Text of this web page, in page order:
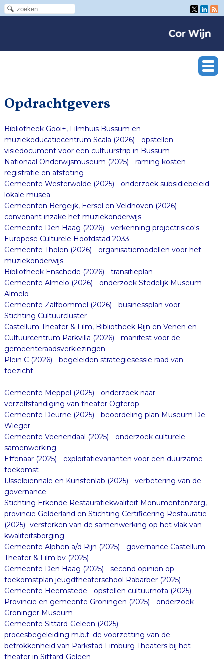
Opdrachtgevers
Bibliotheek Gooi+, Filmhuis Bussum en
muziekeducatiecentrum Scala (2026) - opstellen
visiedocument voor een cultuurstrip in Bussum
Nationaal Onderwijsmuseum (2025) - raming kosten
registratie en afstoting
Gemeente Westerwolde (2025) - onderzoek subsidiebeleid
lokale musea
Gemeenten Bergeijk, Eersel en Veldhoven (2026) -
convenant inzake het muziekonderwijs
Gemeente Den Haag (2026) - verkenning projectrisico's
Europese Culturele Hoofdstad 2033
Gemeente Tholen (2026) - organisatiemodellen voor het
muziekonderwijs
Bibliotheek Enschede (2026) - transitieplan
Gemeente Almelo (2026) - onderzoek Stedelijk Museum
Almelo
Gemeente Zaltbommel (2026) - businessplan voor
Stichting Cultuurcluster
Castellum Theater & Film, Bibliotheek Rijn en Venen en
Cultuurcentrum Parkvilla (2026) - manifest voor de
gemeenteraadsverkiezingen
Plein C (2026) - begeleiden strategiesessie raad van
toezicht
Gemeente Meppel (2025) - onderzoek naar
verzelfstandiging van theater Ogterop
Gemeente Deurne (2025) - beoordeling plan Museum De
Wieger
Gemeente Veenendaal (2025) - onderzoek culturele
samenwerking
Effenaar (2025) - exploitatievarianten voor een duurzame
toekomst
IJsselbiënnale en Kunstenlab (2025) - verbetering van de
governance
Stichting Erkende Restauratiekwaliteit Monumentenzorg,
provincie Gelderland en Stichting Certificering Restauratie
(2025)- versterken van de samenwerking op het vlak van
kwaliteitsborging
Gemeente Alphen a/d Rijn (2025) - governance Castellum
Theater & Film bv (2025)
Gemeente Den Haag (2025) - second opinion op
toekomstplan jeugdtheaterschool Rabarber (2025)
Gemeente Heemstede - opstellen cultuurnota (2025)
Provincie en gemeente Groningen (2025) - onderzoek
Groninger Museum
Gemeente Sittard-Geleen (2025) -
procesbegeleiding m.b.t. de voorzetting van de
betrokkenheid van Parkstad Limburg Theaters bij het
theater in Sittard-Geleen